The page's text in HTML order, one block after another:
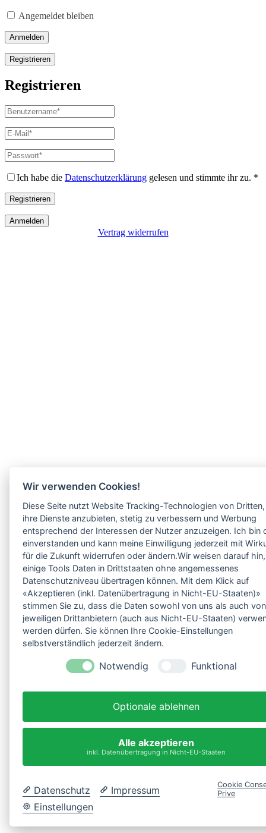
Wir verwenden Cookies!
Diese Seite nutzt Website Tracking-Technologien von
ihre Dienste anzubieten, stetig zu verbessern und Werbung
entsprechend der Interessen der Nutzer anzuzeigen. Ich bin
einverstanden und kann meine Einwilligung jederzeit mit
für die Zukunft widerrufen oder ändern.Wir weisen darauf
einige Tools Daten in Drittstaaten ohne angemessenes
Datenschutzniveau übertragen können. Mit dem Klick auf
«Akzeptieren (inkl. Datenübertragung in Nicht-EU-Staaten)»
stimmen Sie zu, dass die Daten sowohl von uns als auch
jeweiligen Drittanbietern (auch aus Nicht-EU-Staaten)
werden dürfen. Sie können Ihre Cookie-Einstellungen
selbstverständlich jederzeit ändern.
Notwendig Funktional
Optionale ablehnen
Alle akzeptieren
inkl. Datenübertragung in Nicht-EU-Staaten
Datenschutz
Impressum
Einstellungen
Cookie
Prive
Angemeldet bleiben
Anmelden
Registrieren
Registrieren
Benutzername
Erforderlich
E-
Mail-
Adresse*
Erforderlich
Passwort*
Erforderlich
Ich habe die Datenschutzerklärung gelesen und stimmte ihr zu. *
Registrieren
Anmelden
Vertrag widerrufen